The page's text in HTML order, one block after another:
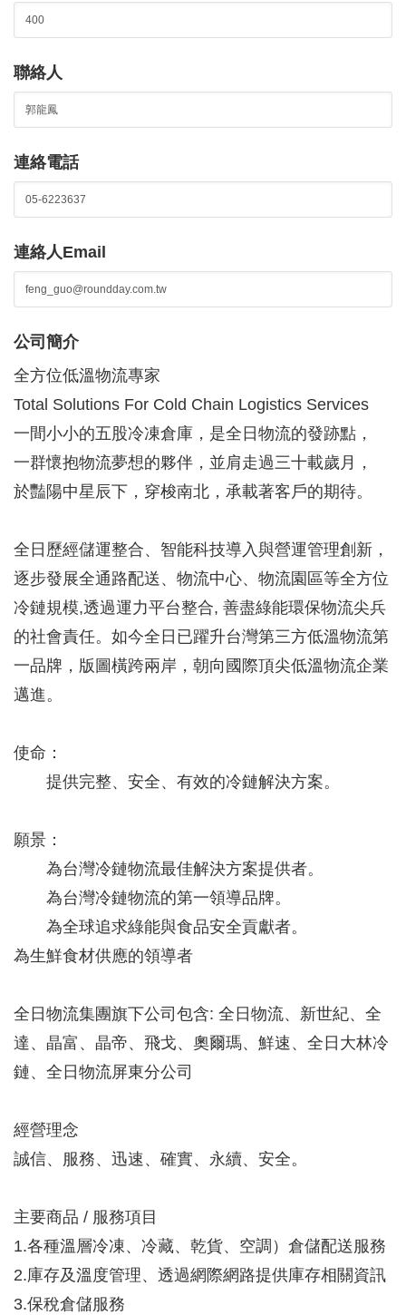
聯絡人
連絡電話
連絡人Email
公司簡介
全方位低溫物流專家
Total Solutions For Cold Chain Logistics Services
一間小小的五股冷凍倉庫，是全日物流的發跡點，
一群懷抱物流夢想的夥伴，並肩走過三十載歲月，
於豔陽中星辰下，穿梭南北，承載著客戶的期待。
全日歷經儲運整合、智能科技導入與營運管理創新，
逐步發展全通路配送、物流中心、物流園區等全方位
冷鏈規模,透過運力平台整合, 善盡綠能環保物流尖兵
的社會責任。如今全日已躍升台灣第三方低溫物流第
一品牌，版圖橫跨兩岸，朝向國際頂尖低溫物流企業
邁進。
使命：
提供完整、安全、有效的冷鏈解決方案。
願景：
為台灣冷鏈物流最佳解決方案提供者。
為台灣冷鏈物流的第一領導品牌。
為全球追求綠能與食品安全貢獻者。
為生鮮食材供應的領導者
全日物流集團旗下公司包含: 全日物流、新世紀、全
達、晶富、晶帝、飛戈、奧爾瑪、鮮速、全日大林冷
鏈、全日物流屏東分公司
經營理念
誠信、服務、迅速、確實、永續、安全。
主要商品 / 服務項目
1.各種溫層冷凍、冷藏、乾貨、空調）倉儲配送服務
2.庫存及溫度管理、透過網際網路提供庫存相關資訊
3.保稅倉儲服務